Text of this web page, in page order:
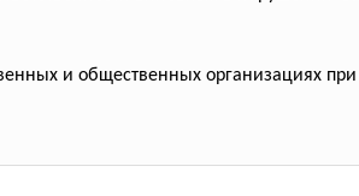
и общественных организациях